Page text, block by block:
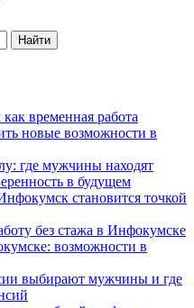
Найти
временная работа
новые возможности в
где мужчины находят
в будущем
становится точкой
без стажа в Инфокумске
возможности в
выбирают мужчины и где